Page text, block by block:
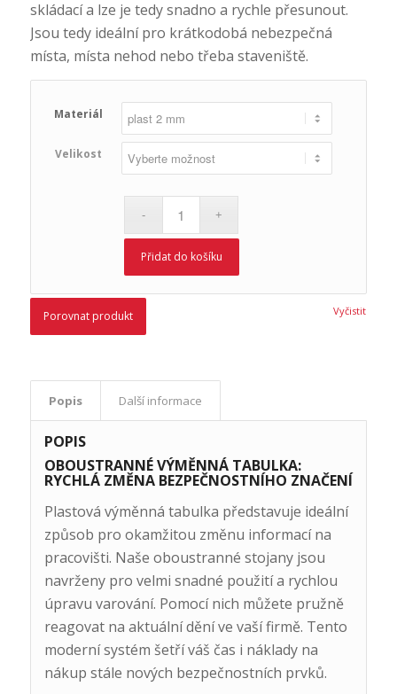
skládací a lze je tedy snadno a rychle přesunout.
Jsou tedy ideální pro krátkodobá nebezpečná
místa, místa nehod nebo třeba staveniště.
Materiál
Velikost
Vyčistit
Přidat do košíku
Porovnat produkt
Popis Další informace
POPIS
OBOUSTRANNÉ VÝMĚNNÁ TABULKA:
RYCHLÁ ZMĚNA BEZPEČNOSTNÍHO ZNAČENÍ
Plastová výměnná tabulka představuje ideální
způsob pro okamžitou změnu informací na
pracovišti. Naše oboustranné stojany jsou
navrženy pro velmi snadné použití a rychlou
úpravu varování. Pomocí nich můžete pružně
reagovat na aktuální dění ve vaší firmě. Tento
moderní systém šetří váš čas i náklady na
nákup stále nových bezpečnostních prvků.